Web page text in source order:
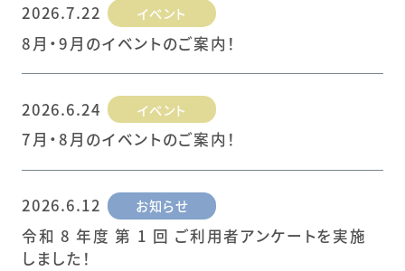
2026.7.22 イベント
8月・9月のイベントのご案内！
2026.6.24 イベント
7月・8月のイベントのご案内！
2026.6.12 お知らせ
令和 8 年度 第 1 回 ご利用者アンケートを実施
しました！